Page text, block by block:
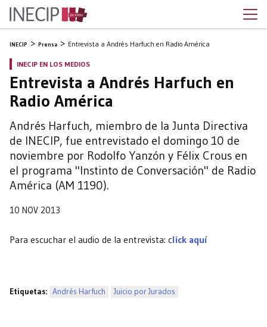
INECIP Prensa Entrevista a Andrés Harfuch en Radio América
INECIP EN LOS MEDIOS
Entrevista a Andrés Harfuch en
Radio América
Andrés Harfuch, miembro de la Junta Directiva
de INECIP, fue entrevistado el domingo 10 de
noviembre por Rodolfo Yanzón y Félix Crous en
el programa "Instinto de Conversación" de Radio
América (AM 1190).
10 NOV 2013
Para escuchar el audio de la entrevista: click aquí
Etiquetas: Andrés Harfuch Juicio por Jurados